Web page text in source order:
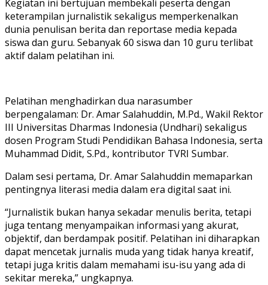
Kegiatan ini bertujuan membekali peserta dengan
keterampilan jurnalistik sekaligus memperkenalkan
dunia penulisan berita dan reportase media kepada
siswa dan guru. Sebanyak 60 siswa dan 10 guru terlibat
aktif dalam pelatihan ini.
Pelatihan menghadirkan dua narasumber
berpengalaman: Dr. Amar Salahuddin, M.Pd., Wakil Rektor
III Universitas Dharmas Indonesia (Undhari) sekaligus
dosen Program Studi Pendidikan Bahasa Indonesia, serta
Muhammad Didit, S.Pd., kontributor TVRI Sumbar.
Dalam sesi pertama, Dr. Amar Salahuddin memaparkan
pentingnya literasi media dalam era digital saat ini.
“Jurnalistik bukan hanya sekadar menulis berita, tetapi
juga tentang menyampaikan informasi yang akurat,
objektif, dan berdampak positif. Pelatihan ini diharapkan
dapat mencetak jurnalis muda yang tidak hanya kreatif,
tetapi juga kritis dalam memahami isu-isu yang ada di
sekitar mereka,” ungkapnya.